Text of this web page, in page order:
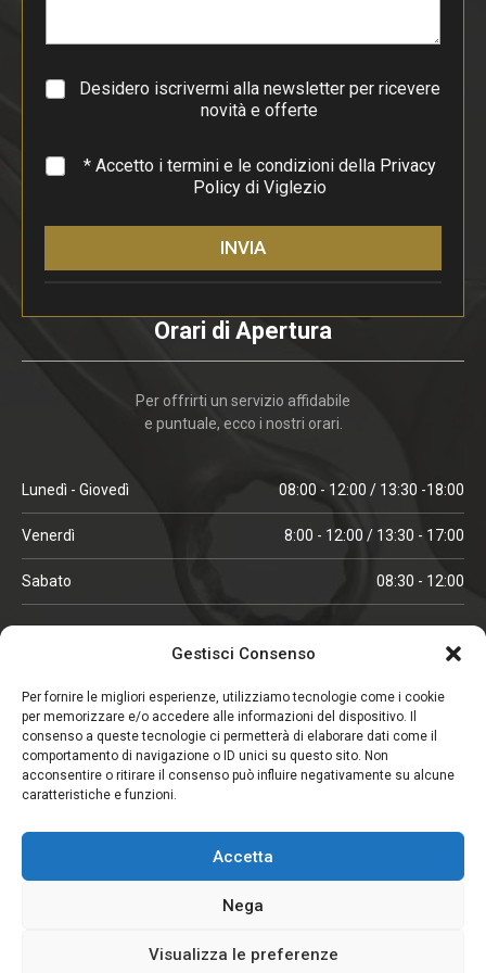
Gestisci Consenso
Per fornire le migliori esperienze, utilizziamo tecnologie come i cookie
per memorizzare e/o accedere alle informazioni del dispositivo. Il
consenso a queste tecnologie ci permetterà di elaborare dati come il
comportamento di navigazione o ID unici su questo sito. Non
acconsentire o ritirare il consenso può influire negativamente su alcune
caratteristiche e funzioni.
Accetta
Nega
Visualizza le preferenze
g
a
f
Desidero iscrivermi alla newsletter per ricevere
novità e offerte
* * Accetto i termini e le condizioni della Privacy
Policydi Viglezio
INVIA
Orari di Apertura
Per offrirti un servizio affidabile
e puntuale, ecco i nostri orari.
Lunedì - Giovedì 08:00 - 12:00 / 13:30 -18:00
Venerdì 8:00 - 12:00 / 13:30 - 17:00
Sabato 08:30 - 12:00
ORARI IN ALTA STAGIONE
Lunedì - Venerdì 08:00 - 12:00 / 13:30 -18:00
Sabato 08:00 - 12:00
CHIUSO IL SABATO
(gennaio, febbraio, agosto, settembre)
Copyright © 2026. Viglezio - Tutti i diritti riservati.